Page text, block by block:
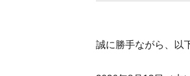
誠に勝手ながら、以